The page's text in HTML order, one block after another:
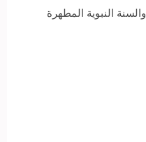
النبوية المطهرة